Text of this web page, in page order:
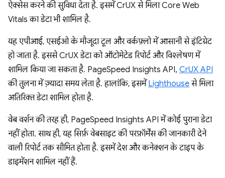
ऐक्सेस करने की सुविधा देता है. इसमें CrUX से मिला Core Web
Vitals का डेटा भी शामिल है.
यह एपीआई, एसईओ के मौजूदा टूल और वर्कफ़्लो में आसानी से इंटिग्रेट
हो जाता है. इससे CrUX डेटा को ऑटोमेटेड रिपोर्ट और विश्लेषण में
शामिल किया जा सकता है. PageSpeed Insights API, CrUX API
की तुलना में ज़्यादा समय लेता है. हालांकि, इसमें Lighthouseसे मिला
अतिरिक्त डेटा शामिल होता है.
वेब वर्शन की तरह ही, PageSpeed Insights API में कोई पुराना डेटा
नहीं होता. साथ ही, यह सिर्फ़ वेबसाइट की परफ़ॉर्मेंस की जानकारी देने
वाली रिपोर्ट तक सीमित होता है. इसमें देश और कनेक्शन के टाइप के
डाइमेंशन शामिल नहीं हैं.